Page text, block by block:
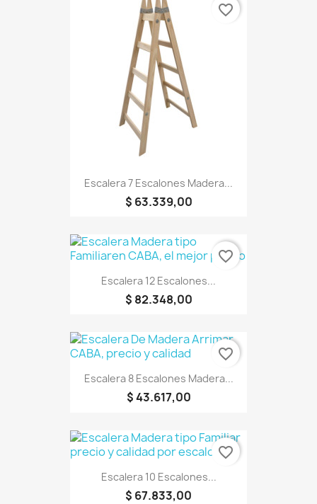
Escalera 7 Escalones Madera...
$ 63.339,00
favorite_border
Escalera 12 Escalones...
$ 82.348,00
favorite_border
Escalera 8 Escalones Madera...
$ 43.617,00
favorite_border
Escalera 10 Escalones...
$ 67.833,00
favorite_border